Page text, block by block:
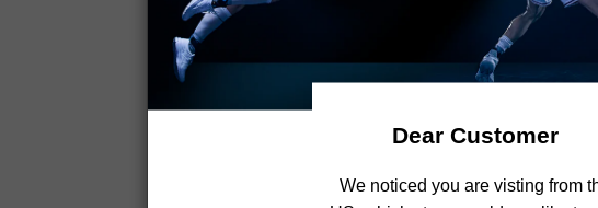
Trouvez tu
Dear Customer